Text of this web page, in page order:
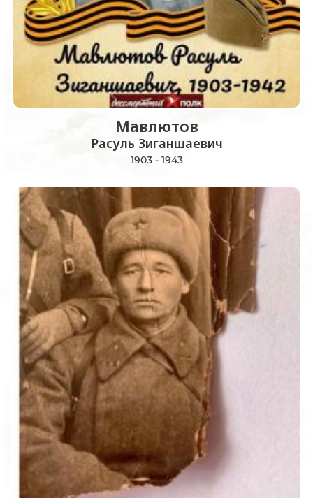
Мавлютов
Расуль Зиганшаевич
1903 - 1943